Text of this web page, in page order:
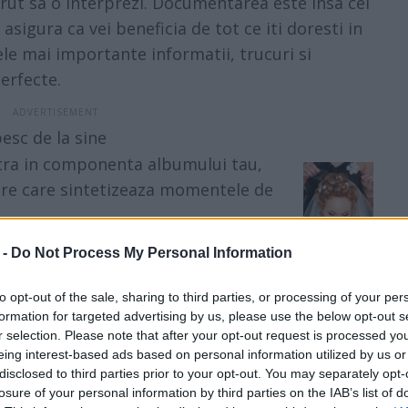
- Do Not Process My Personal Information
opt-out of the sale, sharing to third parties, or processing of your
for targeted advertising by us, please use the below opt-out
selection. Please note that after your opt-out request is processed
interest-based ads based on personal information utilized by us
to third parties prior to your opt-out. You may separately
of your personal information by third parties on the IAB’s list of
ca vei beneficia de tot ce iti doresti in
mai importante informatii, trucuri si
de la sine
in componenta albumului tau,
care sintetizeaza momentele de
si machiajul
in care hair-stilistul,
asigura mici retusuri: sunt
evenimentul, dar si look-ul
, in special daca domnisoarele de onoare
acestui cadru este trecerea catre un